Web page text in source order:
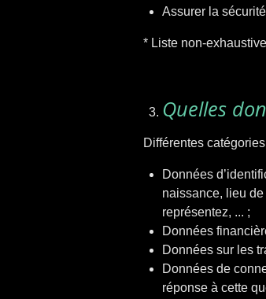
Assurer la
* Liste non-exhaustive
Quelles
Différentes
Données
naissance, lieu
représentez, ... ;
Données
Données sur les
Données de
réponse à cette